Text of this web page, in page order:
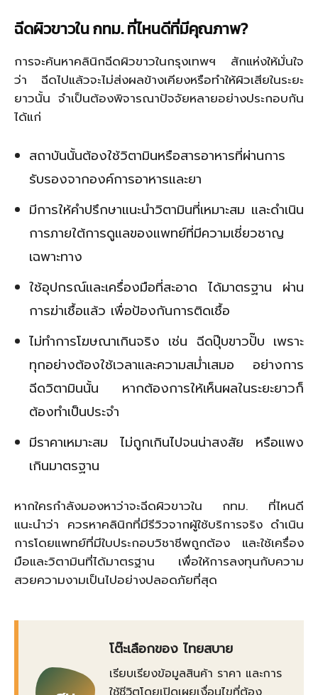
ฉีดผิวขาวใน กทม.ที่ไหนดีที่มีคุณภาพ?
การจะค้นหาคลินิกฉีดผิวขาวในกรุงเทพฯ สักแห่งให้มั่นใจ
ว่า ฉีดไปแล้วจะไม่ส่งผลข้างเคียงหรือทำให้ผิวเสียในระยะ
ยาวนั้น จำเป็นต้องพิจารณาปัจจัยหลายอย่างประกอบกัน
ได้แก่
สถาบันนั้นต้องใช้วิตามินหรือสารอาหารที่ผ่านการ
รับรองจากองค์การอาหารและยา
มีการให้คำปรึกษาแนะนำวิตามินที่เหมาะสม และดำเนิน
การภายใต้การดูแลของแพทย์ที่มีความเชี่ยวชาญ
เฉพาะทาง
ใช้อุปกรณ์และเครื่องมือที่สะอาด ได้มาตรฐาน ผ่าน
การฆ่าเชื้อแล้ว เพื่อป้องกันการติดเชื้อ
ไม่ทำการโฆษณาเกินจริง เช่น ฉีดปุ๊บขาวปั๊บ เพราะ
ทุกอย่างต้องใช้เวลาและความสม่ำเสมอ อย่างการ
ฉีดวิตามินนั้น หากต้องการให้เห็นผลในระยะยาวก็
ต้องทำเป็นประจำ
มีราคาเหมาะสม ไม่ถูกเกินไปจนน่าสงสัย หรือแพง
เกินมาตรฐาน
หากใครกำลังมองหาว่าจะฉีดผิวขาวใน กทม. ที่ไหนดี
แนะนำว่า ควรหาคลินิกที่มีรีวิวจากผู้ใช้บริการจริง ดำเนิน
การโดยแพทย์ที่มีใบประกอบวิชาชีพถูกต้อง และใช้เครื่อง
มือและวิตามินที่ได้มาตรฐาน เพื่อให้การลงทุนกับความ
สวยความงามเป็นไปอย่างปลอดภัยที่สุด
โต๊ะเลือกของ ไทยสบาย
เรียบเรียงข้อมูลสินค้า ราคา และการ